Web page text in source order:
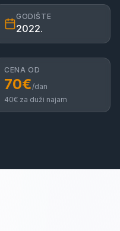
GODIŠTE
2022.
CENA OD
70€/dan
40€ za duži najam